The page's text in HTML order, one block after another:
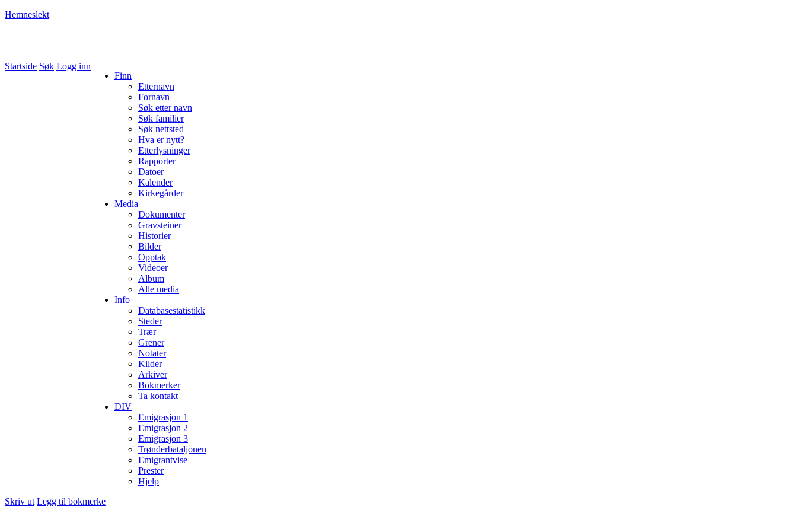
Hemneslekt
Startside Søk Logg inn
Finn
Etternavn
Fornavn
Søk etter navn
Søk familier
Søk nettsted
Hva er nytt?
Etterlysninger
Rapporter
Datoer
Kalender
Kirkegårder
Media
Dokumenter
Gravsteiner
Historier
Bilder
Opptak
Videoer
Album
Alle media
Info
Databasestatistikk
Steder
Trær
Grener
Notater
Kilder
Arkiver
Bokmerker
Ta kontakt
DIV
Emigrasjon 1
Emigrasjon 2
Emigrasjon 3
Trønderbataljonen
Emigrantvise
Prester
Hjelp
Skriv ut Legg til bokmerke